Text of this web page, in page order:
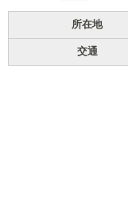
所在地
交通